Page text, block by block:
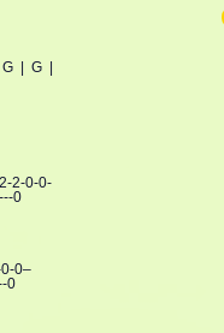
|  G  |
2-0-0-
0
0–
0